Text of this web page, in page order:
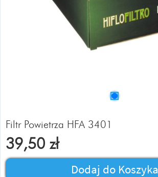
Filtr Powietrza HFA 3401
39,50 zł
Dodaj do Koszyka